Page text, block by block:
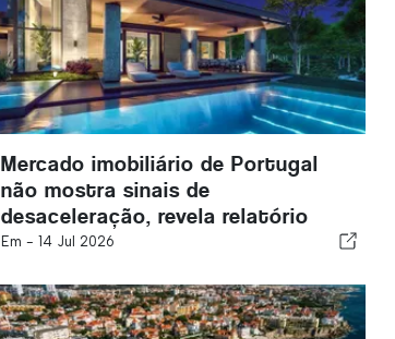
Mercado imobiliário de Portugal
não mostra sinais de
desaceleração, revela relatório
Em - 14 Jul 2026